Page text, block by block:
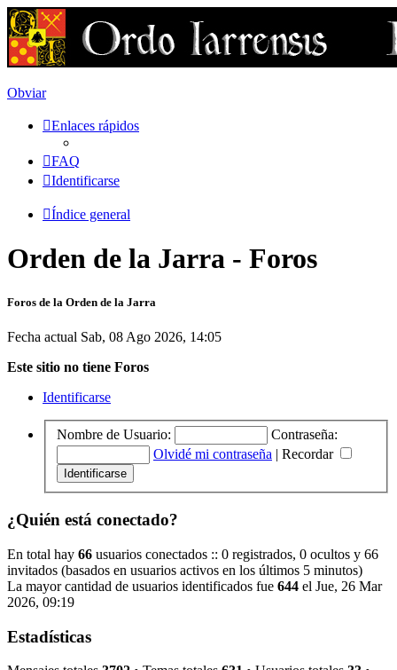
Obviar
Enlaces rápidos
FAQ
Identificarse
Índice general
Orden de la Jarra - Foros
Foros de la Orden de la Jarra
Fecha actual Sab, 08 Ago 2026, 14:05
Este sitio no tiene Foros
Identificarse
Nombre de Usuario:
Contraseña:
Olvidé mi contraseña | Recordar
¿Quién está conectado?
En total hay 66 usuarios conectados :: 0 registrados, 0 ocultos y 66
invitados (basados en usuarios activos en los últimos 5 minutos)
La mayor cantidad de usuarios identificados fue 644 el Jue, 26 Mar
2026, 09:19
Estadísticas